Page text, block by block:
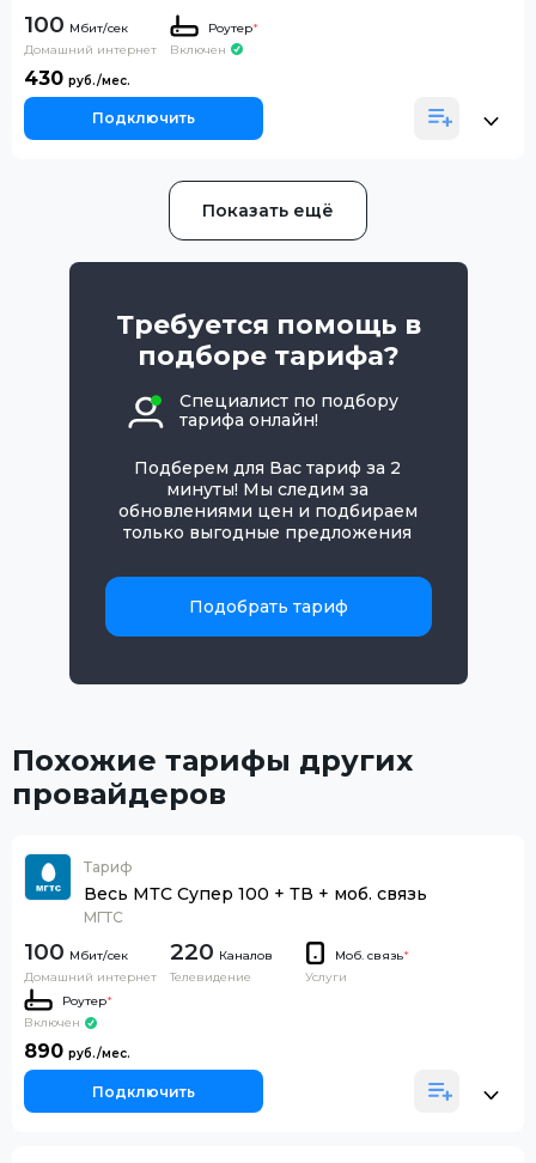
100
Домашний интернет
Роутер*
Включен
430
Подключить
Показать ещё
Требуется помощь в
подборе тарифа?
Специалист по подбору
тарифа онлайн!
Подберем для Вас тариф за 2
минуты! Мы следим за
обновлениями цен и подбираем
только выгодные предложения
Подобрать тариф
Похожие тарифы других
провайдеров
Тариф
Весь МТС Супер 100 + ТВ + моб. связь
МГТС
100
Домашний интернет
220 Каналов
Телевидение
Моб. связь*
Услуги
Роутер*
Включен
890
Подключить